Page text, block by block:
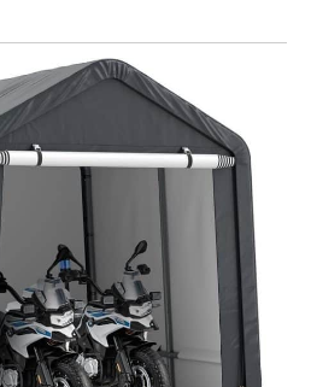
également une
équipe de service
après - vente
professionnelle pour
fournir des conseils
et un service après -
vente. Nous prenons
très au sérieux les
Précautions : 1.
Évitez de décharger
complètement la
batterie. L’utilisation
alternée de batteries
de rechange est plus